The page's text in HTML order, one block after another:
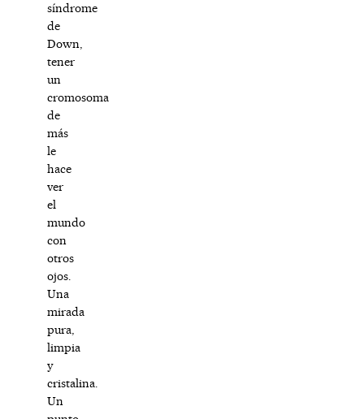
síndrome
de
Down,
tener
un
cromosoma
de
más
le
hace
ver
el
mundo
con
otros
ojos.
Una
mirada
pura,
limpia
y
cristalina.
Un